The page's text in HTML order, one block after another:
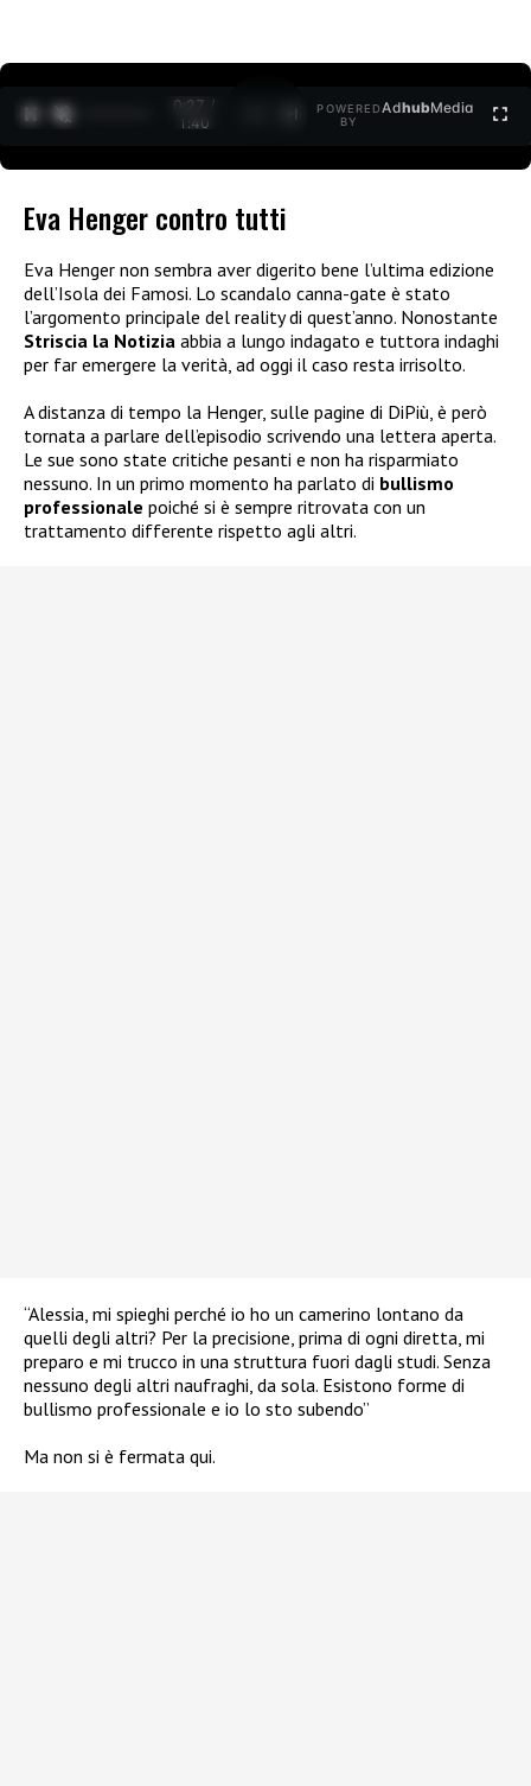
0:27 /
1:40
POWERED
BY
AdhubMedia
Eva Henger contro tutti
Eva Henger non sembra aver digerito bene l’ultima edizione
dell’Isola dei Famosi. Lo scandalo canna-gate è stato
l’argomento principale del reality di quest’anno. Nonostante
Striscia la Notizia abbia a lungo indagato e tuttora indaghi
per far emergere la verità, ad oggi il caso resta irrisolto.
A distanza di tempo la Henger, sulle pagine di DiPiù, è però
tornata a parlare dell’episodio scrivendo una lettera aperta.
Le sue sono state critiche pesanti e non ha risparmiato
nessuno. In un primo momento ha parlato di bullismo
professionale poiché si è sempre ritrovata con un
trattamento differente rispetto agli altri.
“Alessia, mi spieghi perché io ho un camerino lontano da
quelli degli altri? Per la precisione, prima di ogni diretta, mi
preparo e mi trucco in una struttura fuori dagli studi. Senza
nessuno degli altri naufraghi, da sola. Esistono forme di
bullismo professionale e io lo sto subendo”
Ma non si è fermata qui.